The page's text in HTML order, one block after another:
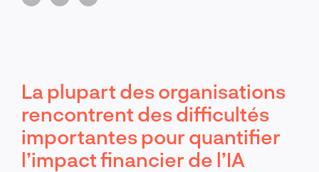
propriété, une gouvernance et un retour sur
La plupart des organisations
rencontrent des difficultés
importantes pour quantifier
l’impact financier de l’IA